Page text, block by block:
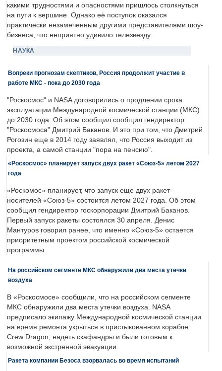
какими трудностями и опасностями пришлось столкнуться
на пути к вершине. Однако её поступок оказался
практически незамеченным другими представителями шоу-
бизнеса, что неприятно удивило телезвезду.
НАУКА
Вопреки прогнозам скептиков, Россия продолжит участие в
работе МКС - пока до 2030 года
"Роскосмос" и NASA договорились о продлении срока
эксплуатации Международной космической станции (МКС)
до 2030 года. Об этом сообщил сообщил гендиректор
"Роскосмоса" Дмитрий Баканов. И это при том, что Дмитрий
Рогозин еще в 2014 году заявлял, что Россия выходит из
проекта, а самой станции "пора на пенсию".
«Роскосмос» планирует запуск двух ракет «Союз-5» летом 2027
года
«Роскомос» планирует, что запуск еще двух ракет-
носителей «Союз-5» состоится летом 2027 года. Об этом
сообщил гендиректор госкорпорации Дмитрий Баканов.
Первый запуск ракеты состоялся 30 апреля. Денис
Мантуров говорил ранее, что именно «Союз-5» остается
приоритетным проектом российской космической
программы.
На российском сегменте МКС обнаружили два места утечки
воздуха
В «Роскосмосе» сообщили, что на российском сегменте
МКС обнаружили два места утечки воздуха. NASA
предписало экипажу Международной космической станции
на время ремонта укрыться в пристыкованном корабле
Crew Dragon, надеть скафандры и были готовым к
возможной экстренной эвакуации.
Ракета компании Безоса взорвалась во время испытаний